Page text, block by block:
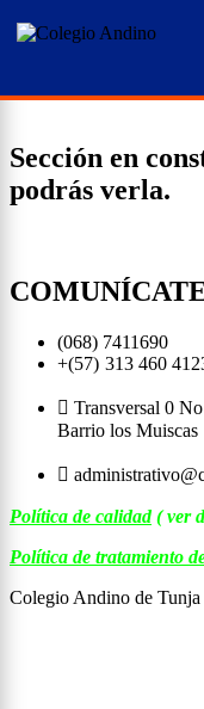
Sección en
podrás verla.
(068) 7411690
+(57) 313 460
Transversal 0
Barrio los Muiscas
Política de calidad( ver
Política de tratamiento
Colegio Andino de